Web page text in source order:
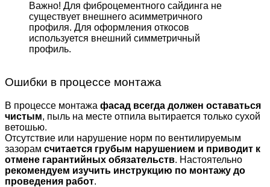
Важно! Для фиброцемент­ного сайдинга не
существует внешнего асимметрич­ного
профиля. Для оформле­ния откосов
используется внешний симметричный
профиль.
Ошибки в процессе монтажа
В процессе монтажа фасад всегда должен оставаться
чистым, пыль на месте отпила вытирается только сухой
ветошью.
Отсутствие или нарушение норм по вентилируемым
зазорам считается грубым нарушением и приводит к
отмене гарантийных обязательств. Настоятельно
рекомендуем изучить инструкцию по монтажу до
проведения работ.